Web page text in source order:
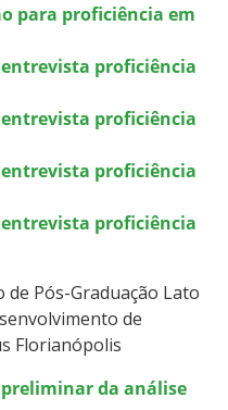
para proficiência em
entrevista proficiência
proficiência
proficiência
entrevista proficiência
de Pós-Graduação Lato
de
Florianópolis
preliminar da análise